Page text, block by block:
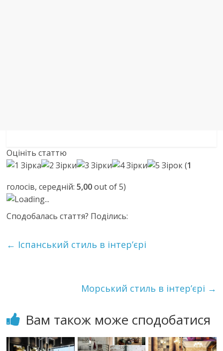
Оцініть статтю
(1
голосів, середній:5,00out of 5)
Loading...
Сподобалась стаття? Поділись:
← Іспанський стиль в інтер’єрі
Морський стиль в інтер’єрі →
Вам також може сподобатися